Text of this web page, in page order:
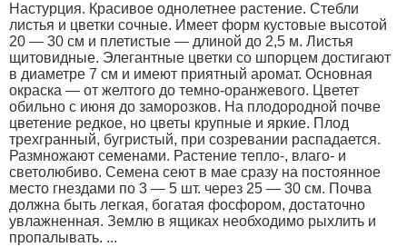
Настурция. Красивое однолетнее растение. Стебли
листья и цветки сочные. Имеет форм кустовые высотой
20 — 30 см и плетистые — длиной до 2,5 м. Листья
щитовидные. Элегантные цветки со шпорцем достигают
в диаметре 7 см и имеют приятный аромат. Основная
окраска — от желтого до темно-оранжевого. Цветет
обильно с июня до заморозков. На плодородной почве
цветение редкое, но цветы крупные и яркие. Плод
трехгранный, бугристый, при созревании распадается.
Размножают семенами. Растение тепло-, влаго- и
светолюбиво. Семена сеют в мае сразу на постоянное
место гнездами по 3 — 5 шт. через 25 — 30 см. Почва
должна быть легкая, богатая фосфором, достаточно
увлажненная. Землю в ящиках необходимо рыхлить и
пропалывать. ...